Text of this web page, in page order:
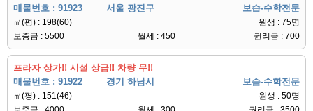
매물번호 : 91923
서울 광진구 보습-수학전문
㎡(평) : 198(60)
원생 : 75명
보증금 : 5500
월세 : 450 권리금 : 700
프라자 상가!! 시설 상급!! 차량 무!!
매물번호 : 91922
경기 하남시 보습-수학전문
㎡(평) : 151(46)
원생 : 50명